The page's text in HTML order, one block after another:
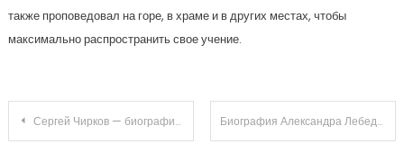
также проповедовал на горе, в храме и в других местах, чтобы
максимально распространить свое учение.
Навигация
Сергей Чирков — биография пенсионного фонда Биография Александра Лебедя — известного политика и героя России — от военной службы до лидерства в политике